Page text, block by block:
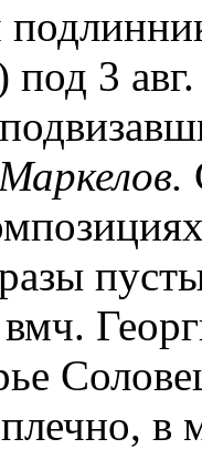
3 авг.
в